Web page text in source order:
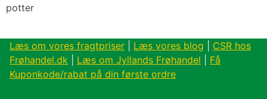
potter
Læs om vores fragtpriser Læs vores blog
CSR hos
Frøhandel.dk
Læs om Jyllands Frøhandel
Få
Kuponkode/rabat på din første ordre